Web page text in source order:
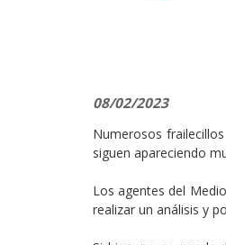
08/02/2023
Numerosos
siguen apareciendo
Los agentes del
realizar un análisis y